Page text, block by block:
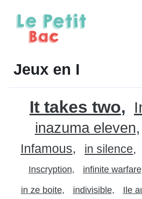
Jeux en I
It takes two
inazuma eleven
Infamous in silence
Inscryption infinite warfare
in ze boite indivisible Ile